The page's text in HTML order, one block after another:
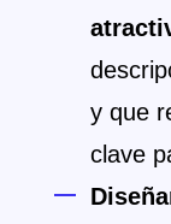
y que
clave